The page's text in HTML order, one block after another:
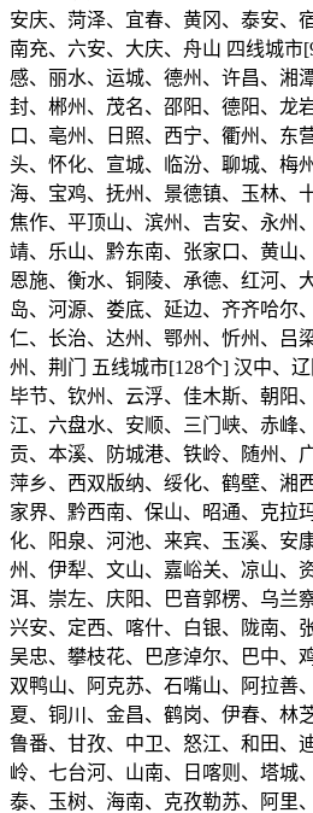
安庆、菏泽、宜春、黄冈、泰安、
南充、六安、大庆、舟山 四线城市
感、丽水、运城、德州、许昌、湘
封、郴州、茂名、邵阳、德阳、龙
口、亳州、日照、西宁、衢州、东
头、怀化、宣城、临汾、聊城、梅
海、宝鸡、抚州、景德镇、玉林、
焦作、平顶山、滨州、吉安、永州
靖、乐山、黔东南、张家口、黄山
恩施、衡水、铜陵、承德、红河、
岛、河源、娄底、延边、齐齐哈尔
仁、长治、达州、鄂州、忻州、吕
州、荆门 五线城市[128个] 汉中、
毕节、钦州、云浮、佳木斯、朝阳
江、六盘水、安顺、三门峡、赤峰
贡、本溪、防城港、铁岭、随州、
萍乡、西双版纳、绥化、鹤壁、湘
家界、黔西南、保山、昭通、克拉
化、阳泉、河池、来宾、玉溪、安
州、伊犁、文山、嘉峪关、凉山、
洱、崇左、庆阳、巴音郭楞、乌兰
兴安、定西、喀什、白银、陇南、
吴忠、攀枝花、巴彦淖尔、巴中、
双鸭山、阿克苏、石嘴山、阿拉善
夏、铜川、金昌、鹤岗、伊春、林
鲁番、甘孜、中卫、怒江、和田、
岭、七台河、山南、日喀则、塔城
泰、玉树、海南、克孜勒苏、阿里